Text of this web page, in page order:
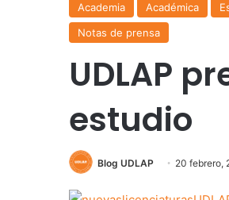
Academia Académica
Notas de prensa
UDLAP
estudio
Blog UDLAP 20 febrero,